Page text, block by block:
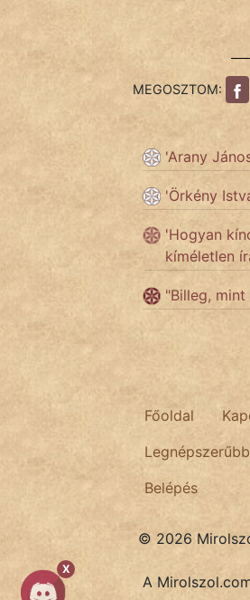
X
KÖZMONDÁS
cinege
MEGOSZTOM:
'Arany
'Örkény
'Hogyan
kíméletlen
"Billeg,
Főoldal
Belépés
© 2026
A